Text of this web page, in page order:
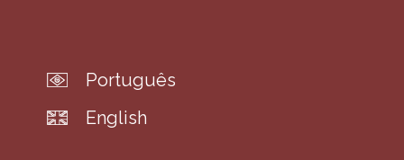
Português
English